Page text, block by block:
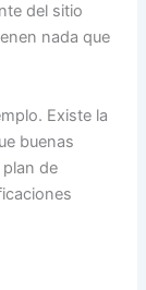
del sitio
nada que
Existe la
buenas
de